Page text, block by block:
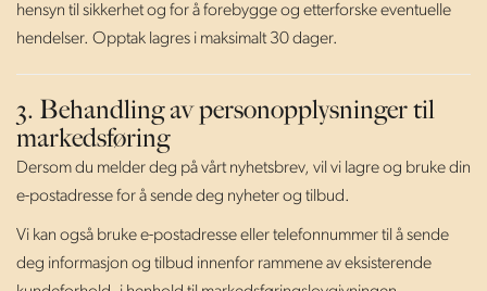
hensyn til sikkerhet og for å forebygge og etterforske eventuelle
hendelser. Opptak lagres i maksimalt 30 dager.
3. Behandling av personopplysninger til
markedsføring
Dersom du melder deg på vårt nyhetsbrev, vil vi lagre og bruke din
e-postadresse for å sende deg nyheter og tilbud.
Vi kan også bruke e-postadresse eller telefonnummer til å sende
deg informasjon og tilbud innenfor rammene av eksisterende